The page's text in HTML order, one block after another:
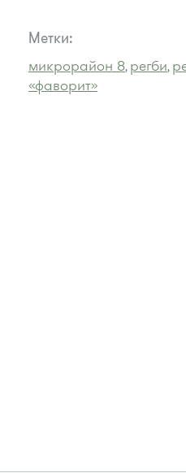
Метки:
микрорайон 8, регби,
«фаворит»